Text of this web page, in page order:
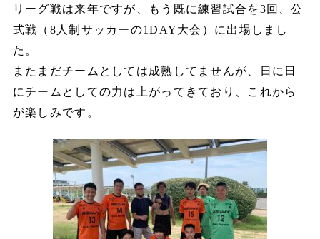
リーグ戦は来年ですが、もう既に練習試合を3回、公
式戦（8人制サッカーの1DAY大会）に出場しまし
た。
またまだチームとしては成熟してませんが、日に日
にチームとしての力は上がってきており、これから
が楽しみです。